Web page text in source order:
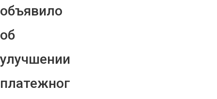
объявило
об
улучшении
платежног